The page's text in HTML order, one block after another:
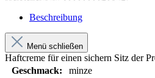
Beschreibung
Menü schließen
Haftcreme für einen sichern Sitz der
Geschmack:
minze